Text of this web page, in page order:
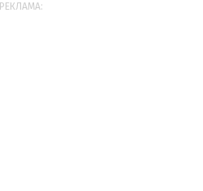
РЕКЛАМА: